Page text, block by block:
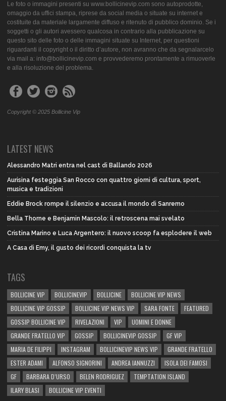
Le foto o immagini presenti su www.bollicinevip.com sono autoprodotte,
omaggio da uffici stampa, riprese da social media o situate su internet e
costituite da materiale largamente diffuso e ritenuto di pubblico dominio. Se i
soggetti o gli autori avessero qualcosa in contrario alla pubblicazione su
questo sito delle foto o delle immagini situate su Internet, per questioni
riguardanti il copyright o il diritto d’autore, non avranno che da segnalarcelo
via mail a: info@bollicinevip.com e provvederemo prontamente a rimuoverle
e alla risoluzione del problema.
Copyright © 2025 Bollicine Vip
LATEST NEWS
Alessandro Matri entra nel cast di Ballando 2026
Aurisina festeggia San Rocco con quattro giorni di cultura, sport,
musica e tradizioni
Eddie Brock rompe il silenzio e accusa il mondo di Sanremo
Bella Thorne e Benjamin Mascolo: il retroscena mai svelato
Cristina Marino e Luca Argentero: il nuovo scoop fa esplodere il web
A Casa di Emy, il gusto dei ricordi conquista la tv
TAGS
BOLLICINE VIP BOLLICINEVIP BOLLICINE
BOLLICINE VIP NEWS
BOLLICINE VIP GOSSIP
BOLLICINE VIP NEWS VIP SARA FONTE
FEATURED
GOSSIP BOLLICINE VIP
RIVELAZIONI VIP
UOMINI E DONNE
GRANDE FRATELLO VIP
GOSSIP BOLLICINEVIP GOSSIP
GF VIP
MARIA DE FILIPPI
INSTAGRAM BOLLICINEVIP NEWS VIP
GRANDE FRATELLO
ESTER ADAMI
ALFONSO SIGNORINI ANDREA IANNUZZI
ISOLA DEI FAMOSI
GF
BARBARA D’URSO BELEN RODRIGUEZ
TEMPTATION ISLAND
ILARY BLASI
BOLLICINE VIP EVENTI